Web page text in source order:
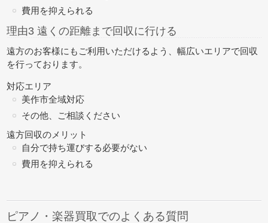
費用を抑えられる
理由3 遠くの距離まで回収に行ける
遠方のお客様にもご利用いただけるよう、幅広いエリアで回収
を行っております。
対応エリア
美作市全域対応
その他、ご相談ください
遠方回収のメリット
自分で持ち運びする必要がない
費用を抑えられる
ピアノ・楽器買取でのよくある質問